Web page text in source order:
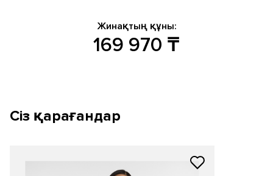
Жинақтың құны:
169 970 ₸
Сіз қарағандар